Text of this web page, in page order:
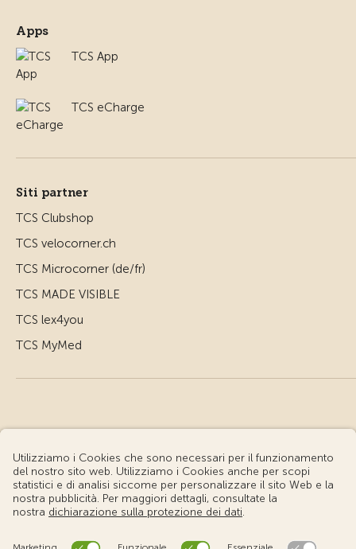
Apps
TCS App
TCS eCharge
Siti partner
TCS Clubshop
TCS velocorner.ch
TCS Microcorner (de/fr)
TCS MADE VISIBLE
TCS lex4you
TCS MyMed
© Touring Club Svizzero
Condizioni d'uso – Informazioni giuridiche